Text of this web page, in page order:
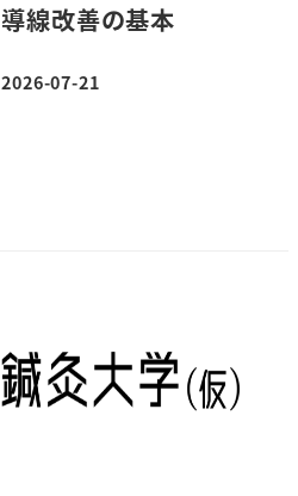
導線改善の基本
投稿日
2026-07-21